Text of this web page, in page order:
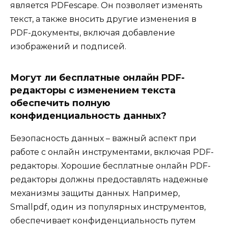
является PDFescape. Он позволяет изменять
текст, а также вносить другие изменения в
PDF-документы, включая добавление
изображений и подписей.
Могут ли бесплатные онлайн PDF-
редакторы с изменением текста
обеспечить полную
конфиденциальность данных?
Безопасность данных – важный аспект при
работе с онлайн инструментами, включая PDF-
редакторы. Хорошие бесплатные онлайн PDF-
редакторы должны предоставлять надежные
механизмы защиты данных. Например,
Smallpdf, один из популярных инструментов,
обеспечивает конфиденциальность путем